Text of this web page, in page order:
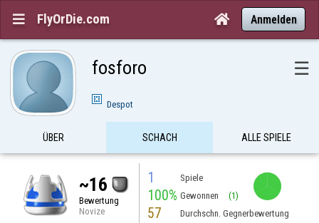
 FlyOrDie.com  Anmelden
fosforo ☰
Despot
ÜBER SCHACH ALLE SPIELE
~16
Bewertung
Novize
1 Spiele
100% Gewonnen (1)
57 Durchschn. Gegnerbewertung